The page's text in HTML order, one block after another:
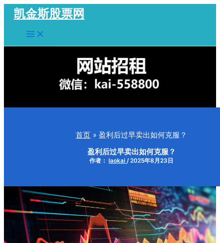
容
凯金斯股票网
Main
Menu
首页 盈利后过早卖出如何克服？
盈利后过早卖出如何克服？
作者： laokai /2025年8月23日